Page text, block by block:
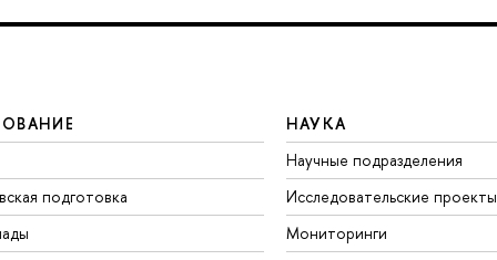
подготовка
НАУКА
Научные подразделения
Исследовательские проекты
Мониторинги